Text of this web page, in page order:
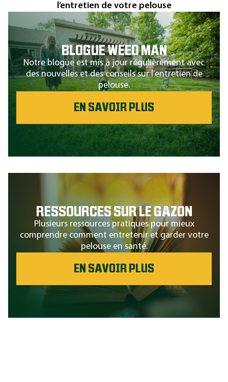
l’entretien de votre pelouse
BLOGUE WEED MAN
Notre blogue est mis à jour régulièrement avec
des nouvelles et des conseils sur l’entretien de
pelouse.
EN SAVOIR PLUS
RESSOURCES SUR LE GAZON
Plusieurs ressources pratiques pour mieux
comprendre comment entretenir et garder votre
pelouse en santé.
EN SAVOIR PLUS